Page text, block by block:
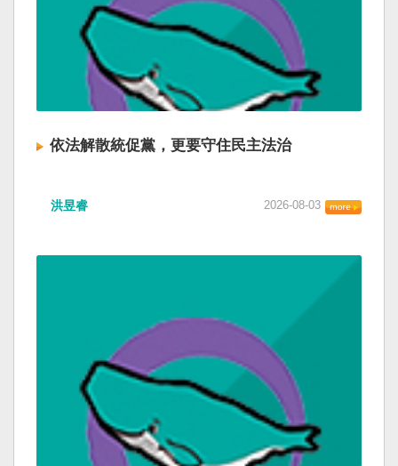
依法解散統促黨，更要守住民主法治
洪昱睿 2026-08-03